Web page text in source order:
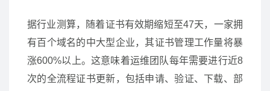
据行业测算，随着证书有效期缩短至47天，一家拥
有百个域名的中大型企业，其证书管理工作量将暴
涨600%以上。这意味着运维团队每年需要进行近8
次的全流程证书更新，包括申请、验证、下载、部